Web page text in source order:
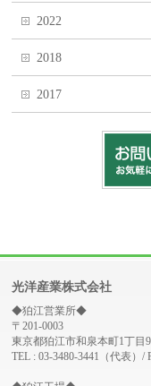
2022
2018
2017
光洋産業株式会社
◆狛江営業所◆
〒201-0003
東京都狛江市和泉本町1丁目
TEL : 03-3480-3441（代表）/